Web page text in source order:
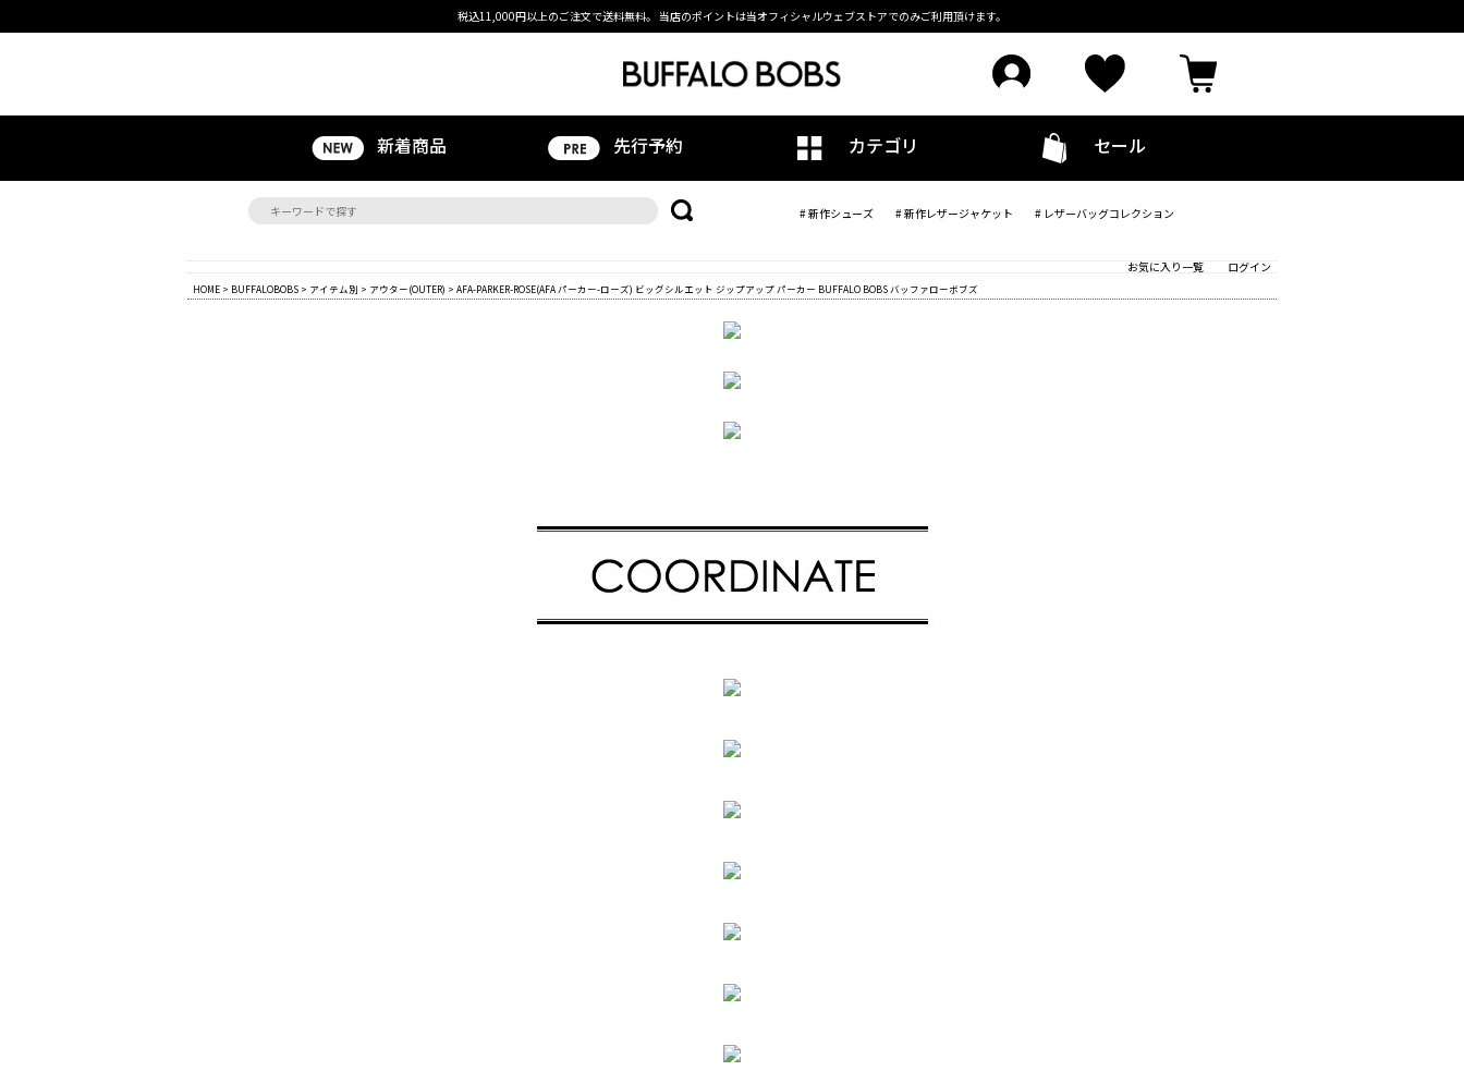
税込11,000円以上のご注文で送料無料。 当店のポイントは当オフィシャルウェブストアでのみご利用頂けます。
新着商品 先行予約 カテゴリ セール
# 新作シューズ # 新作レザージャケット # レザーバッグコレクション
お気に入り一覧 ログイン
HOME > BUFFALOBOBS > アイテム別 > アウター(OUTER) > AFA-PARKER-ROSE(AFA パーカー-ローズ) ビッグシルエット ジップアップ パーカー BUFFALO BOBS バッファローボブズ